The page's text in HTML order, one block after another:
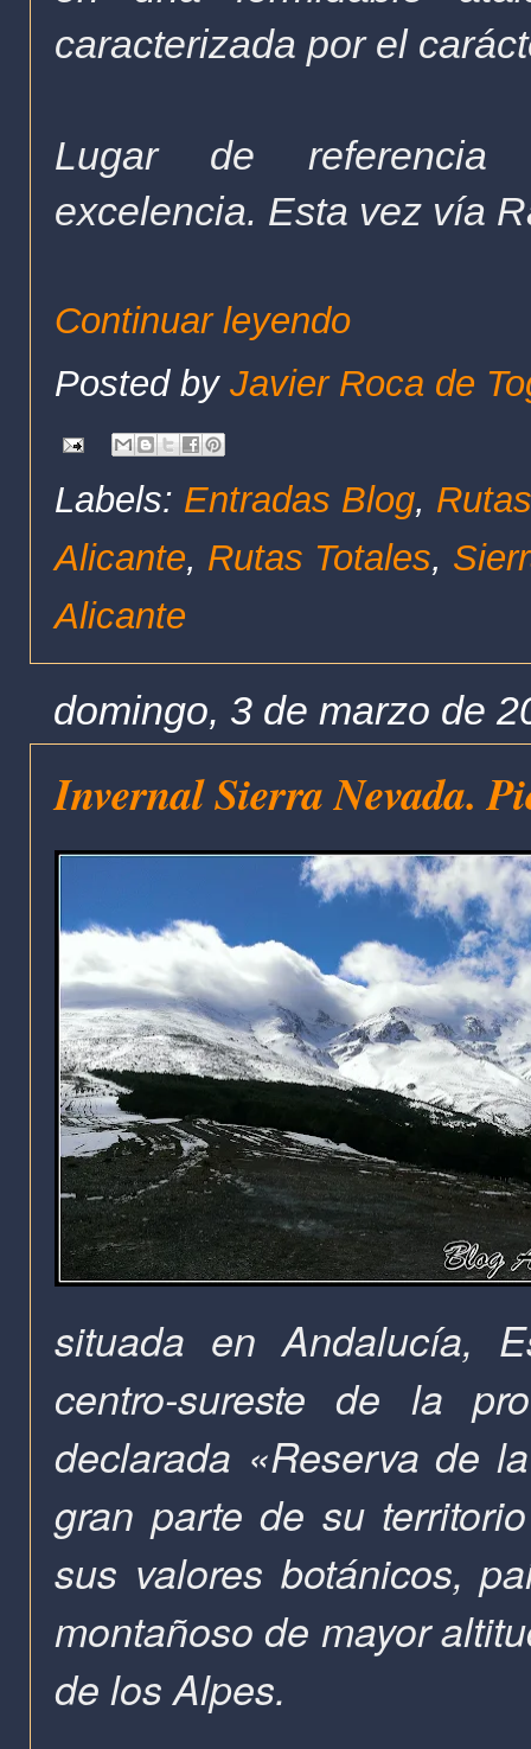
caracterizada por el
Lugar de referencia
excelencia. Esta vez vía
Continuar leyendo
Posted by Javier Roca de
Labels: Entradas Blog,
Alicante, Rutas Totales,
Alicante
domingo, 3 de marzo de
Invernal Sierra Nevada.
situada enAndalucía,
centro-sureste de la
declarada «Reserva de
gran parte de su
sus valores botánicos,
montañoso de mayor
de los Alpes.